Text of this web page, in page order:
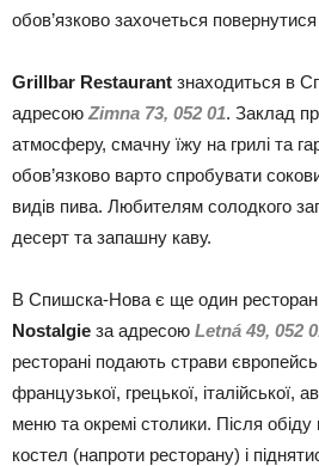
обов’язково захочеться
Grillbar Restaurant знаходиться в
адресою Zimna 73, 052 01. Заклад
атмосферу, смачну їжу на грилі та
обов’язково варто спробувати
видів пива. Любителям солодкого
десерт та запашну каву.
В Спишска-Нова є ще один
Nostalgie за адресою Letná 49, 052
ресторані подають страви
французької, грецької, італійської,
меню та окремі столики. Після
костел (напроти ресторану) і